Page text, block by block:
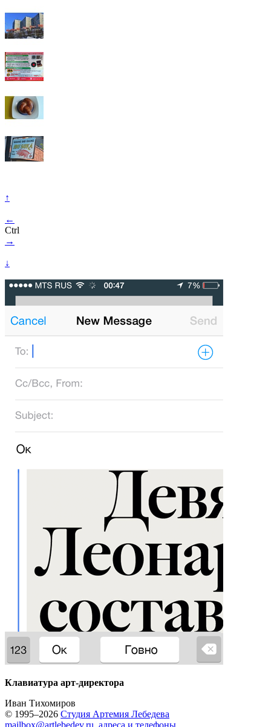
↑
←
Ctrl
→
↓
Клавиатура арт-директора
Иван Тихомиров
© 1995–2026 Студия Артемия Лебедева
mailbox@artlebedev.ru адреса и телефоны